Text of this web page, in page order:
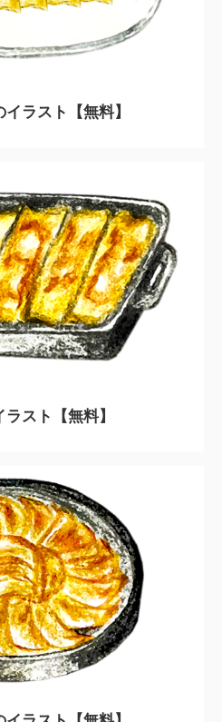
ラスト【無料】
スト【無料】